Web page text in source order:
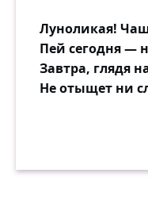
Луноликая!
Пей сегодня —
Завтра, глядя
Не отыщет ни